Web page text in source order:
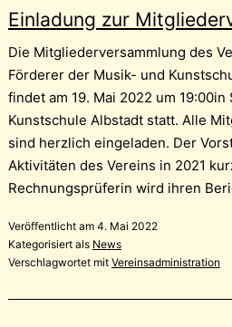
Einladung zur
Die Mitgliederversammlung des
Förderer der Musik- und
findet am 19. Mai 2022 um 19:00in
Kunstschule Albstadt statt. Alle
sind herzlich eingeladen. Der
Aktivitäten des Vereins in 2021
Rechnungsprüferin wird ihren
Veröffentlicht am 4. Mai 2022
Kategorisiert als News
Verschlagwortet mit Vereinsadministration